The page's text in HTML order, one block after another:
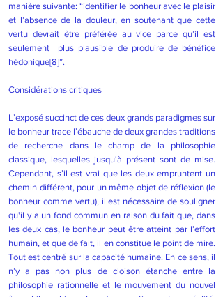
manière suivante: “identifier le bonheur avec le plaisir
et l’absence de la douleur, en soutenant que cette
vertu devrait être préférée au vice parce qu’il est
seulement plus plausible de produire de bénéfice
hédonique[8]”.
Considérations critiques
L’exposé succinct de ces deux grands paradigmes sur
le bonheur trace l’ébauche de deux grandes traditions
de recherche dans le champ de la philosophie
classique, lesquelles jusqu'à présent sont de mise.
Cependant, s’il est vrai que les deux empruntent un
chemin différent, pour un même objet de réflexion (le
bonheur comme vertu), il est nécessaire de souligner
qu'il y a un fond commun en raison du fait que, dans
les deux cas, le bonheur peut être atteint par l’effort
humain, et que de fait, il en constitue le point de mire.
Tout est centré sur la capacité humaine. En ce sens, il
n’y a pas non plus de cloison étanche entre la
philosophie rationnelle et le mouvement du nouvel